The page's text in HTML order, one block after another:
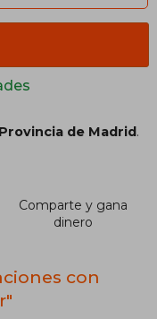
Provincia de Madrid.
Comparte y gana
dinero
con